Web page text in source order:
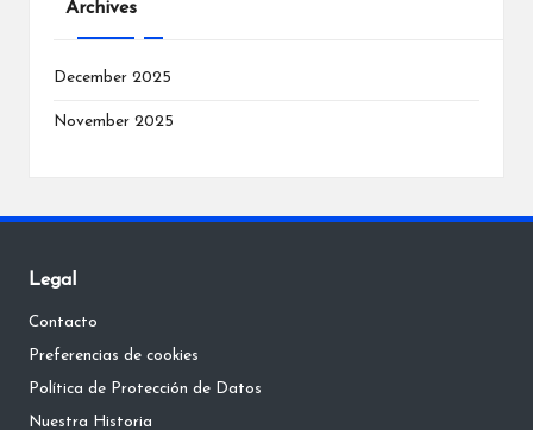
Archives
December 2025
November 2025
Legal
Contacto
Preferencias de cookies
Política de Protección de Datos
Nuestra Historia